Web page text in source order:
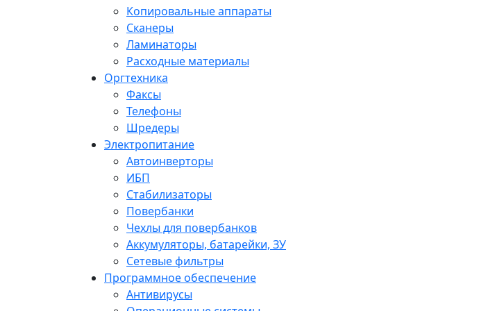
Копировальные аппараты
Сканеры
Ламинаторы
Расходные материалы
Оргтехника
Факсы
Телефоны
Шредеры
Электропитание
Автоинверторы
ИБП
Стабилизаторы
Повербанки
Чехлы для повербанков
Аккумуляторы, батарейки, ЗУ
Сетевые фильтры
Программное обеспечение
Антивирусы